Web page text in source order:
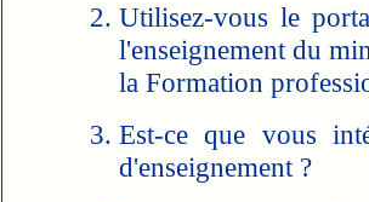
Utilisez-vous le
l'enseignement du
la Formation
Est-ce que vous
d'enseignement ?